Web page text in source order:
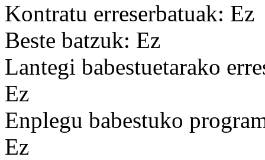
Kontratu erreserbatuak: Ez
Beste batzuk: Ez
Lantegi babestuetarako
Ez
Enplegu babestuko
Ez